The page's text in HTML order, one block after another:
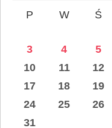
P W Ś
3
4 5
10
11 12
17
18 19
24
25 26
31